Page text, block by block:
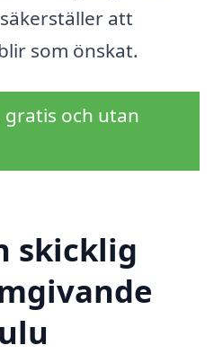
att
som önskat.
gratis och utan
skicklig